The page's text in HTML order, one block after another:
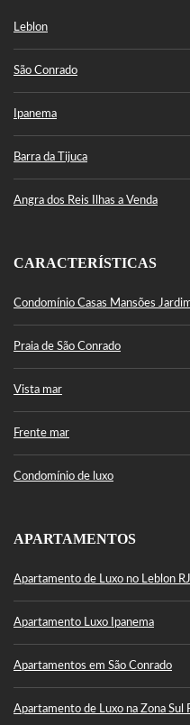
Leblon
São Conrado
Ipanema
Barra da Tijuca
Angra dos Reis Ilhas a Venda
CARACTERÍSTICAS
Condomínio Casas Mansões
Praia de São Conrado
Vista mar
Frente mar
Condomínio de luxo
APARTAMENTOS
Apartamento de Luxo no Leblon RJ
Apartamento Luxo Ipanema
Apartamentos em São Conrado
Apartamento de Luxo na Zona Sul